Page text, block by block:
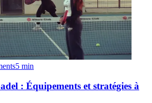
5 min
: Équipements et stratégies à